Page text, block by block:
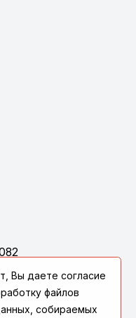
Вы даете согласие
файлов
собираемых